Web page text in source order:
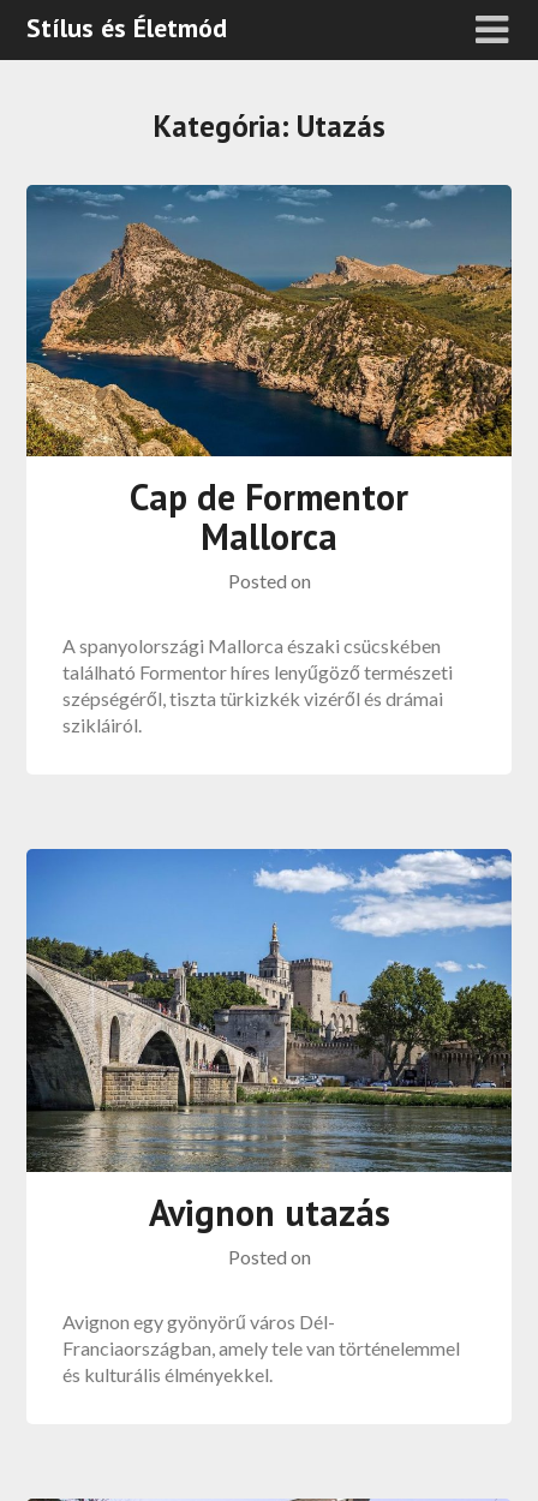
Stílus és Életmód
Kategória: Utazás
Cap de Formentor
Mallorca
Posted on
A spanyolországi Mallorca északi csücskében
található Formentor híres lenyűgöző természeti
szépségéről, tiszta türkizkék vizéről és drámai
szikláiról.
Avignon utazás
Posted on
Avignon egy gyönyörű város Dél-
Franciaországban, amely tele van történelemmel
és kulturális élményekkel.